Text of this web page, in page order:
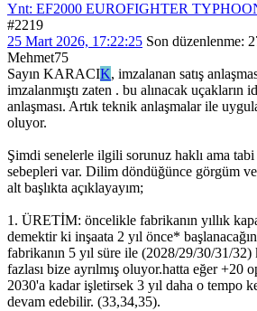
Ynt: EF2000 EUROFIGHTER
#2219
25 Mart 2026, 17:22:25 Son düzenlenme:
Mehmet75
Sayın KARACIK, imzalanan satış
imzalanmıştı zaten . bu alınacak uçakların
anlaşması. Artık teknik anlaşmalar ile
oluyor.
Şimdi senelerle ilgili sorunuz haklı ama
sebepleri var. Dilim döndüğünce görgüm
alt başlıkta açıklayayım;
1. ÜRETİM: öncelikle fabrikanın yıllık
demektir ki inşaata 2 yıl önce*
fabrikanın 5 yıl süre ile (2028/29/30/31/32)
fazlası bize ayrılmış oluyor.hatta eğer +20
2030'a kadar işletirsek 3 yıl daha o tempo
devam edebilir. (33,34,35).